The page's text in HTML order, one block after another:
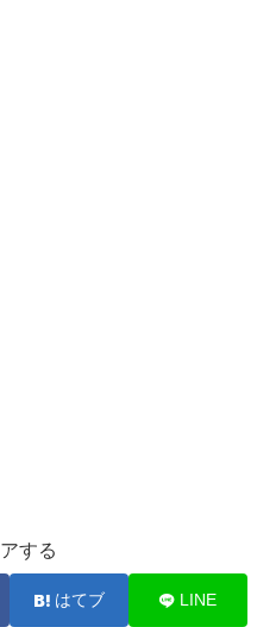
する
はてブ LINE